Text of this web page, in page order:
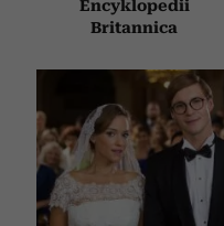
Encyklopedii
Britannica